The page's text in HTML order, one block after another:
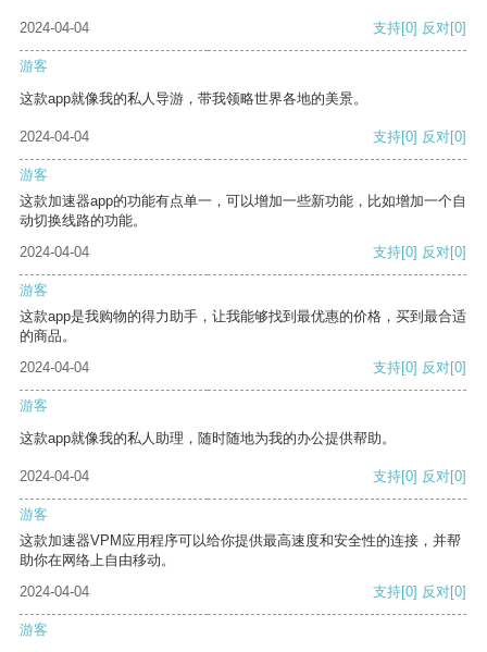
2024-04-04 支持[0] 反对[0]
游客
这款app就像我的私人导游，带我领略世界各地的美景。
2024-04-04 支持[0] 反对[0]
游客
这款加速器app的功能有点单一，可以增加一些新功能，比如增加一个自
动切换线路的功能。
2024-04-04
支持[0] 反对[0]
游客
这款app是我购物的得力助手，让我能够找到最优惠的价格，买到最合适
的商品。
2024-04-04
支持[0] 反对[0]
游客
这款app就像我的私人助理，随时随地为我的办公提供帮助。
2024-04-04 支持[0] 反对[0]
游客
这款加速器VPM应用程序可以给你提供最高速度和安全性的连接，并帮
助你在网络上自由移动。
2024-04-04
支持[0] 反对[0]
游客